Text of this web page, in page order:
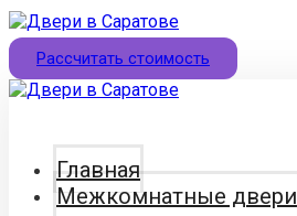
Рассчитать стоимость
Главная
Межкомнатные двери